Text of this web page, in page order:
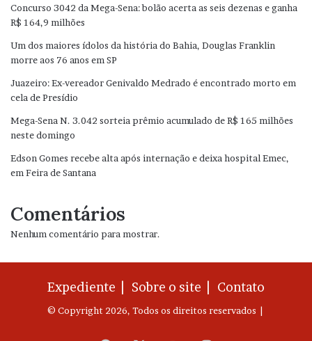
Concurso 3042 da Mega-Sena: bolão acerta as seis dezenas e ganha
R$ 164,9 milhões
Um dos maiores ídolos da história do Bahia, Douglas Franklin
morre aos 76 anos em SP
Juazeiro: Ex-vereador Genivaldo Medrado é encontrado morto em
cela de Presídio
Mega-Sena N. 3.042 sorteia prêmio acumulado de R$ 165 milhões
neste domingo
Edson Gomes recebe alta após internação e deixa hospital Emec,
em Feira de Santana
Comentários
Nenhum comentário para mostrar.
Expediente | Sobre o site | Contato
© Copyright 2026, Todos os direitos reservados |